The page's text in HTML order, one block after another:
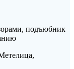
подъюбник